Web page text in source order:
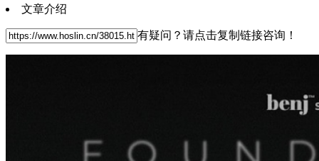
文章介绍
有疑问？请点击复制链接咨询！